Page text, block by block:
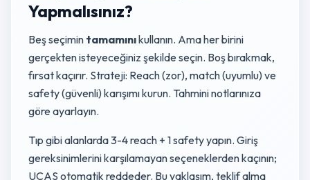
Yapmalısınız?
Beş seçimin tamamınıkullanın. Ama her birini
gerçekten isteyeceğiniz şekilde seçin. Boş bırakmak,
fırsat kaçırır. Strateji: Reach (zor), match (uyumlu) ve
safety (güvenli) karışımı kurun. Tahmini notlarınıza
göre ayarlayın.
Tıp gibi alanlarda 3-4 reach + 1 safety yapın. Giriş
gereksinimlerini karşılamayan seçeneklerden kaçının;
UCAS otomatik reddeder. Bu yaklaşım, teklif alma